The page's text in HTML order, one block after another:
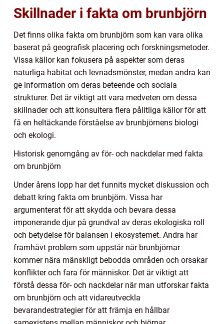
Skillnader i fakta om brunbjörn
Det finns olika fakta om brunbjörn som kan vara olika
baserat på geografisk placering och forskningsmetoder.
Vissa källor kan fokusera på aspekter som deras
naturliga habitat och levnadsmönster, medan andra kan
ge information om deras beteende och sociala
strukturer. Det är viktigt att vara medveten om dessa
skillnader och att konsultera flera pålitliga källor för att
få en heltäckande förståelse av brunbjörnens biologi
och ekologi.
Historisk genomgång av för- och nackdelar med fakta
om brunbjörn
Under årens lopp har det funnits mycket diskussion och
debatt kring fakta om brunbjörn. Vissa har
argumenterat för att skydda och bevara dessa
imponerande djur på grundval av deras ekologiska roll
och betydelse för balansen i ekosystemet. Andra har
framhävt problem som uppstår när brunbjörnar
kommer nära mänskligt bebodda områden och orsakar
konflikter och fara för människor. Det är viktigt att
förstå dessa för- och nackdelar när man utforskar fakta
om brunbjörn och att vidareutveckla
bevarandestrategier för att främja en hållbar